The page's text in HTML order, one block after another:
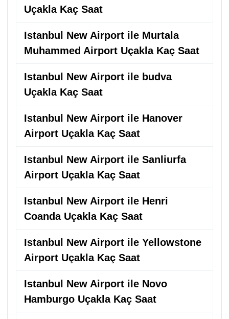
Uçakla Kaç Saat
Istanbul New Airport ile Murtala
Muhammed Airport Uçakla Kaç Saat
Istanbul New Airport ile budva
Uçakla Kaç Saat
Istanbul New Airport ile Hanover
Airport Uçakla Kaç Saat
Istanbul New Airport ile Sanliurfa
Airport Uçakla Kaç Saat
Istanbul New Airport ile Henri
Coanda Uçakla Kaç Saat
Istanbul New Airport ile Yellowstone
Airport Uçakla Kaç Saat
Istanbul New Airport ile Novo
Hamburgo Uçakla Kaç Saat